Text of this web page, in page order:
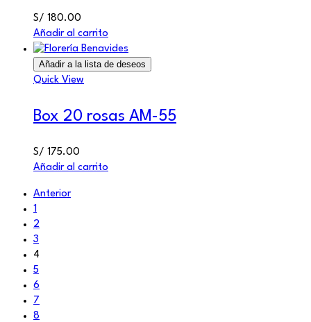
S/ 180.00
Añadir al carrito
Añadir a la lista de deseos
Quick View
Box 20 rosas AM-55
S/ 175.00
Añadir al carrito
Anterior
1
2
3
4
5
6
7
8